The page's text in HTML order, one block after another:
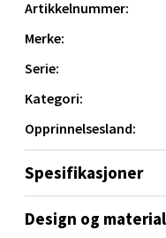
Artikkelnummer:
Merke:
Serie:
Kategori:
Opprinnelsesland:
Spesifikasjoner
Design og
Bryne/Jæren
Åpent i dag 10-20